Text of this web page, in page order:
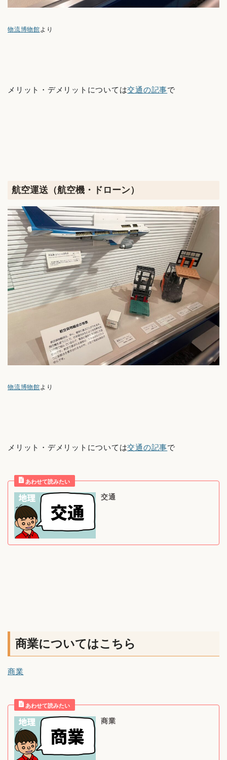
物流博物館より
メリット・デメリットについては交通の記事で
航空運送（航空機・ドローン）
物流博物館より
メリット・デメリットについては交通の記事で
交通
商業についてはこちら
商業
商業